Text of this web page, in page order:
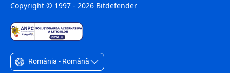
Copyright © 1997 - 2026 Bitdefender
România - Română